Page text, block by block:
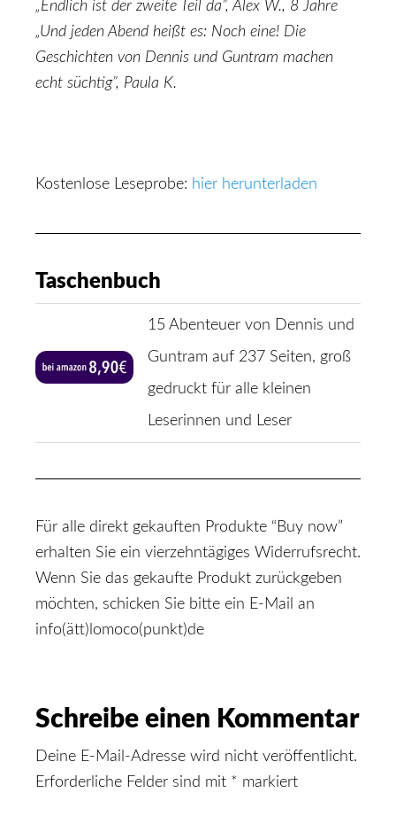
„Endlich ist der zweite Teil da”, Alex W., 8 Jahre
„Und jeden Abend heißt es: Noch eine! Die
Geschichten von Dennis und Guntram machen
echt süchtig”, Paula K.
Kostenlose Leseprobe: hier herunterladen
Taschenbuch
15 Abenteuer von Dennis und
Guntram auf 237 Seiten, groß
gedruckt für alle kleinen
Leserinnen und Leser
Für alle direkt gekauften Produkte “Buy now”
erhalten Sie ein vierzehntägiges Widerrufsrecht.
Wenn Sie das gekaufte Produkt zurückgeben
möchten, schicken Sie bitte ein E-Mail an
info(ätt)lomoco(punkt)de
Reader
Interactions
Schreibe einen Kommentar
Deine E-Mail-Adresse wird nicht veröffentlicht.
Erforderliche Felder sind mit * markiert